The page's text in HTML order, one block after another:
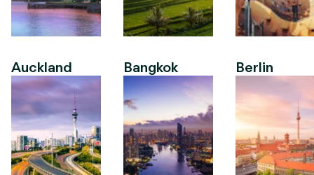
Auckland Bangkok Berlin